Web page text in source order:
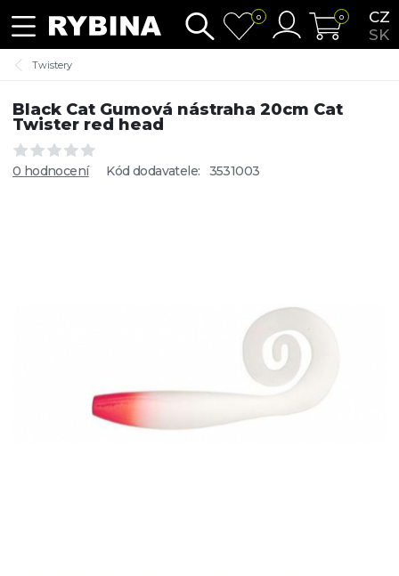
CZ
SK
0 0
Twistery
Black Cat Gumová nástraha 20cm Cat
Twister red head
0 hodnocení Kód dodavatele: 3531003